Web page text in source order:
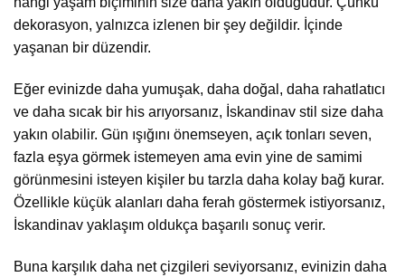
dekorasyon, yalnızca izlenen bir şey değildir. İçinde
yaşanan bir düzendir.
Eğer evinizde daha yumuşak, daha doğal, daha rahatlatıcı
ve daha sıcak bir his arıyorsanız, İskandinav stil size daha
yakın olabilir. Gün ışığını önemseyen, açık tonları seven,
fazla eşya görmek istemeyen ama evin yine de samimi
görünmesini isteyen kişiler bu tarzla daha kolay bağ kurar.
Özellikle küçük alanları daha ferah göstermek istiyorsanız,
İskandinav yaklaşım oldukça başarılı sonuç verir.
Buna karşılık daha net çizgileri seviyorsanız, evinizin daha